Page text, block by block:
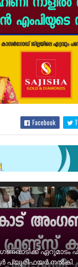
Facebook
ഏറുമാടം
പ്യൂരിഫയർ നൽകി.